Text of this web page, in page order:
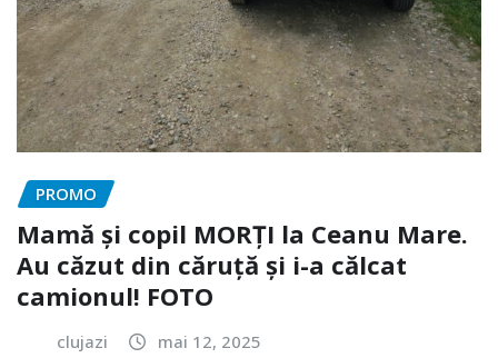
PROMO
Mamă și copil MORȚI la Ceanu Mare.
Au căzut din căruță și i-a călcat
camionul! FOTO
clujazi mai 12, 2025